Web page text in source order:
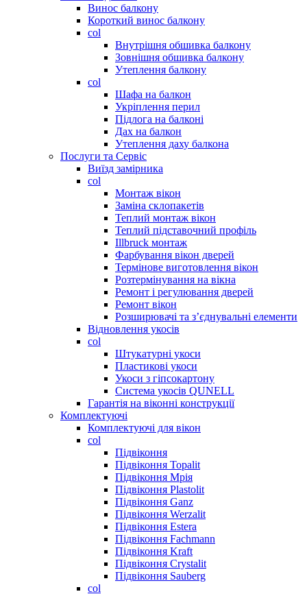
Винос балкону
Короткий винос балкону
col
Внутрішня обшивка балкону
Зовнішня обшивка балкону
Утеплення балкону
col
Шафа на балкон
Укріплення перил
Підлога на балконі
Дах на балкон
Утеплення даху балкона
Послуги та Сервіс
Виїзд замірника
col
Монтаж вікон
Заміна склопакетів
Теплий монтаж вікон
Теплий підставочний профіль
Illbruck монтаж
Фарбування вікон дверей
Термінове виготовлення вікон
Розтермінування на вікна
Ремонт і регулювання дверей
Ремонт вікон
Розширювачі та з’єднувальні елементи
Відновлення укосів
col
Штукатурні укоси
Пластикові укоси
Укоси з гіпсокартону
Система укосів QUNELL
Гарантія на віконні конструкції
Комплектуючі
Комплектуючі для вікон
col
Підвіконня
Підвіконня Topalit
Підвіконня Мрія
Підвіконня Plastolit
Підвіконня Ganz
Підвіконня Werzalit
Підвіконня Estera
Підвіконня Fachmann
Підвіконня Kraft
Підвіконня Crystalit
Підвіконня Sauberg
col